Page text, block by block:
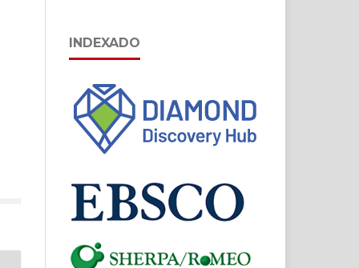
INDEXADO